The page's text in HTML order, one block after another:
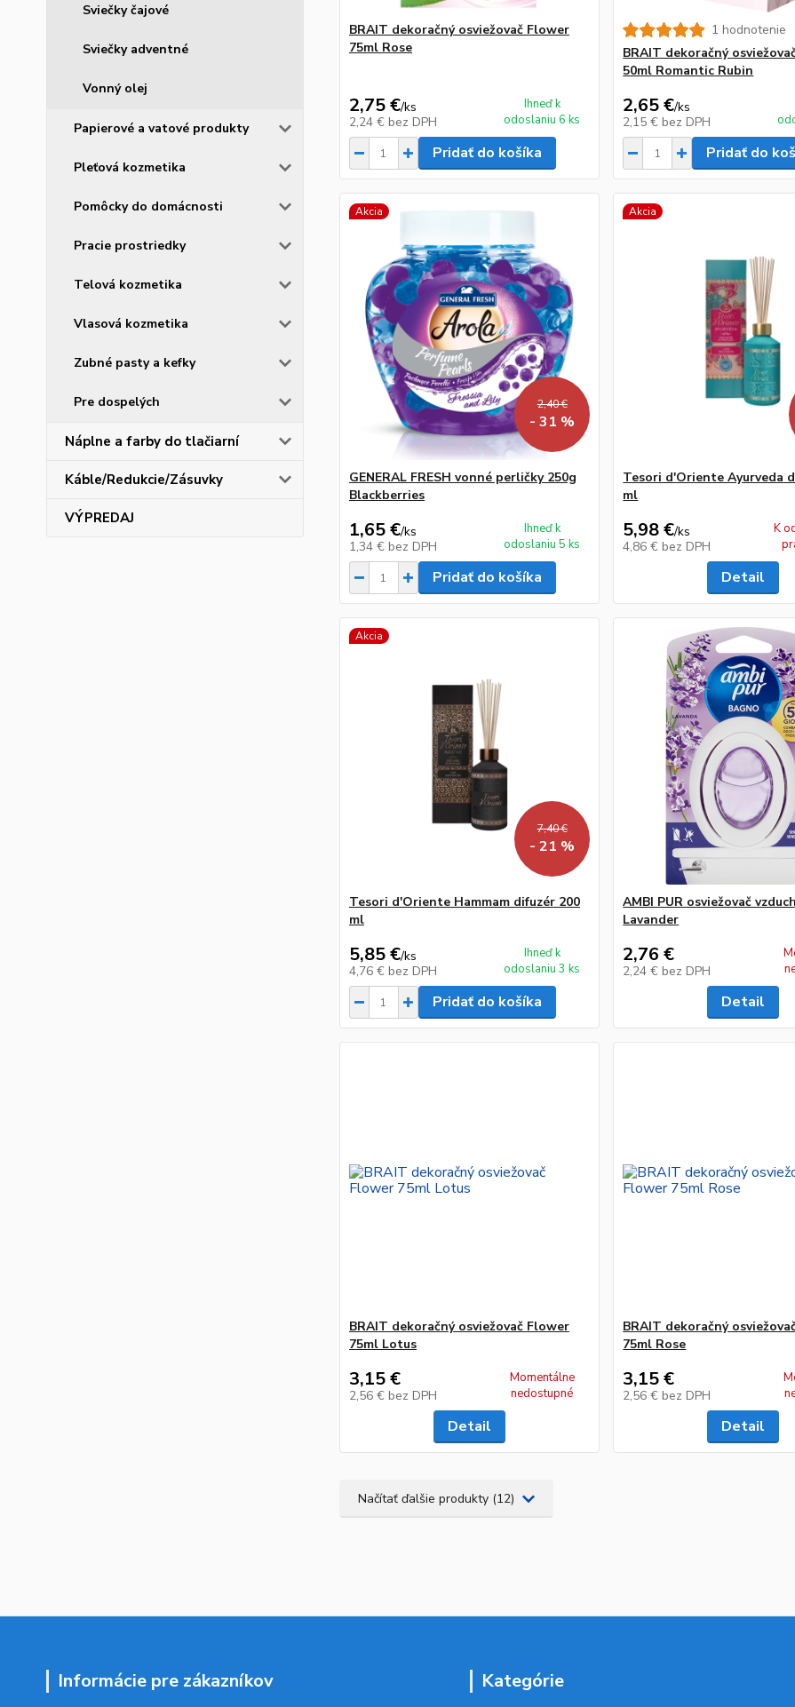
Sviečky čajové
Sviečky adventné
Vonný olej
Papierové a vatové produkty
Pleťová kozmetika
Pomôcky do domácnosti
Pracie prostriedky
Telová kozmetika
Vlasová kozmetika
Zubné pasty a kefky
Pre dospelých
Náplne a farby do tlačiarní
Káble/Redukcie/Zásuvky
VÝPREDAJ
BRAIT dekoračný osviežovač Flower
75ml Rose
2,75 €/ks
2,24 € bez DPH
Ihneď k
odoslaniu 6 ks
Pridať do košíka
1 hodnotenie
BRAIT dekoračný
50ml Romantic Rubin
2,65 €/ks
2,15 € bez DPH
Pridať do
Akcia
2,40 €
- 31 %
GENERAL FRESH vonné perličky 250g
Blackberries
1,65 €/ks
1,34 € bez DPH
Ihneď k
odoslaniu 5 ks
Pridať do košíka
Akcia
Tesori d'Oriente Ayurveda
ml
5,98 €/ks
4,86 € bez DPH
K
Detail
Akcia
7,40 €
- 21 %
Tesori d'Oriente Hammam difuzér 200
ml
5,85 €/ks
4,76 € bez DPH
Ihneď k
odoslaniu 3 ks
Pridať do košíka
AMBI PUR osviežovač
Lavander
2,76 €
2,24 € bez DPH
Detail
BRAIT dekoračný osviežovač Flower
75ml Lotus
3,15 €
2,56 € bez DPH
Momentálne
nedostupné
Detail
BRAIT dekoračný
75ml Rose
3,15 €
2,56 € bez DPH
Detail
Načítať ďalšie produkty (12)
Informácie pre zákazníkov Kategórie